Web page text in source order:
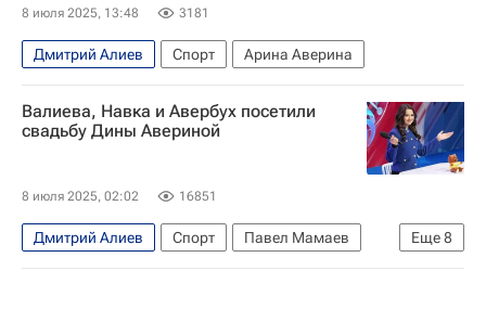
Вокруг спорта
Ирина Винер
Татьяна Навка
8 июля 2025, 13:48 3181
Дмитрий Алиев Спорт Арина Аверина
Валиева, Навка и Авербух посетили
свадьбу Дины Авериной
8 июля 2025, 02:02 16851
Еще8
Дмитрий Алиев Спорт
Павел Мамаев
Дина Аверина
Ирина Винер